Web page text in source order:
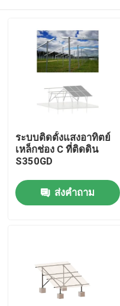
บ้าน
สินค้า
เกี่ยวกับเรา
ระบบติดตั้งแสงอาทิตย์
เหล็กช่อง C ที่ติดดิน
S350GD
ส่งคำถาม